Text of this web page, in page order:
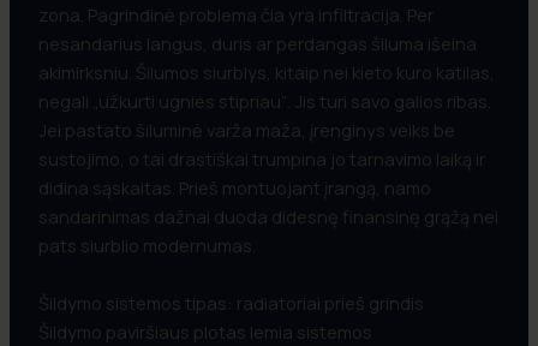
zona. Pagrindinė problema čia yra infiltracija. Per
nesandarius langus, duris ar perdangas šiluma išeina
akimirksniu. Šilumos siurblys, kitaip nei kieto kuro katilas,
negali „užkurti ugnies stipriau“. Jis turi savo galios ribas.
Jei pastato šiluminė varža maža, įrenginys veiks be
sustojimo, o tai drastiškai trumpina jo tarnavimo laiką ir
didina sąskaitas. Prieš montuojant įrangą, namo
sandarinimas dažnai duoda didesnę finansinę grąžą nei
pats siurblio modernumas.
Šildymo sistemos tipas: radiatoriai prieš grindis
Šildymo paviršiaus plotas lemia sistemos